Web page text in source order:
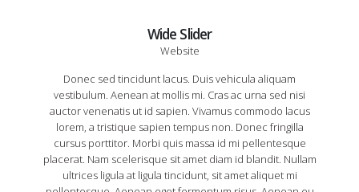
Wide Slider
Website
Donec sed tincidunt lacus. Duis vehicula aliquam
vestibulum. Aenean at mollis mi. Cras ac urna sed nisi
auctor venenatis ut id sapien. Vivamus commodo lacus
lorem, a tristique sapien tempus non. Donec fringilla
cursus porttitor. Morbi quis massa id mi pellentesque
placerat. Nam scelerisque sit amet diam id blandit. Nullam
ultrices ligula at ligula tincidunt, sit amet aliquet mi